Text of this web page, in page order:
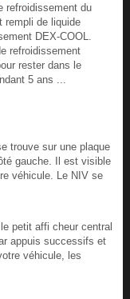
refroidissement du
rempli de liquide
DEX-COOL.
refroidissement
rester dans le
5 ans ...
trouve sur une plaque
gauche. Il est visible
véhicule. Le NIV se
petit affi cheur central
appuis successifs et
véhicule, les